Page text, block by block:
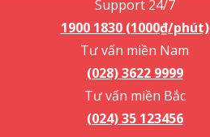
Support 24/7
1900 1830 (1000₫/phút)
Tư vấn miền Nam
(028) 3622 9999
Tư vấn miền Bắc
(024) 35 123456